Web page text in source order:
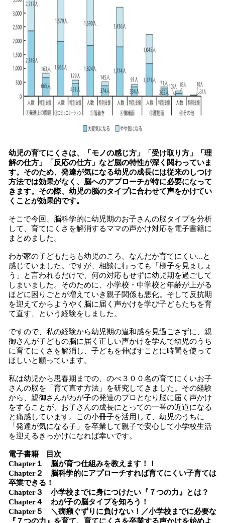
幼児の育てにくさは、「モノの感じ方」「受け取り方」「理
解の仕方」「反応の仕方」など脳の特性が深く関わっていま
す。そのため、発達が気になる幼児の成長には従来のしつけ
方法では効果がなく、脳へのアプローチが特に必要になって
きます。その際、幼児の脳のタイプに合わせて声をかけてい
くことが効果的です。
そこで今回、脳科学的に幼児期のお子さんの脳タイプを分析
して、育てにくさを解消するママの声かけ対応を電子書籍に
まとめました。
わが家の子どもたちも幼児のころ、なんだか育てにくい...と
感じていました。ですが、相談に行っても「様子を見ましょ
う」と言われるだけで、何の対応もせずに幼児期を過ごして
しまいました。そのために、小学校・中学校と年齢が上がる
ほどに困りごとが増えていき親子関係も悪化。そして反抗期
を迎えてからようやく脳に届く声かけを学び子どもたちを育
て直す、という経験をしました。
ですので、私の経験から幼児期の違和感を見過ごさずに、親
御さんが子どもの脳に届く正しい声かけを学んで幼児のうち
に育てにくさを解消し、子どもを伸ばすことに時間を使って
ほしいと願っています。
私は幼児から思春期までの、のべ３００名の育てにくいお子
さんの脳を「育て直す方法」を研究してきました。その経験
から、親御さんがわが子の発達のプロとなり脳に届く声かけ
をすることが、お子さんの成長にとっての一番の近道になる
と痛感しています。この小冊子を活用して、幼児のうちに
「発達が気になる子」を卒業して親子で安心して小学校生活
を迎えるきっかけになれば幸いです。
電子書籍 目次
Chapter１ 脳が育つ仕組みを教えます！！
Chapter２ 脳科学的にアプローチすれば育てにくい子育ては
卒業できる！
Chapter３ 小学校までに身につけたい『７つの力』とは？
Chapter４ わが子の脳タイプを知ろう！
Chapter５ ＼癇癪ぐずりに負けない！／小学校までに必要な
『７つの力』を育て、育てにくさを卒業する声かけを始めよ